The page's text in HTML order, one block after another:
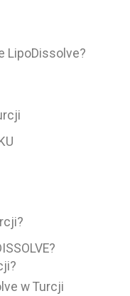
LipoDissolve?
w Turcji